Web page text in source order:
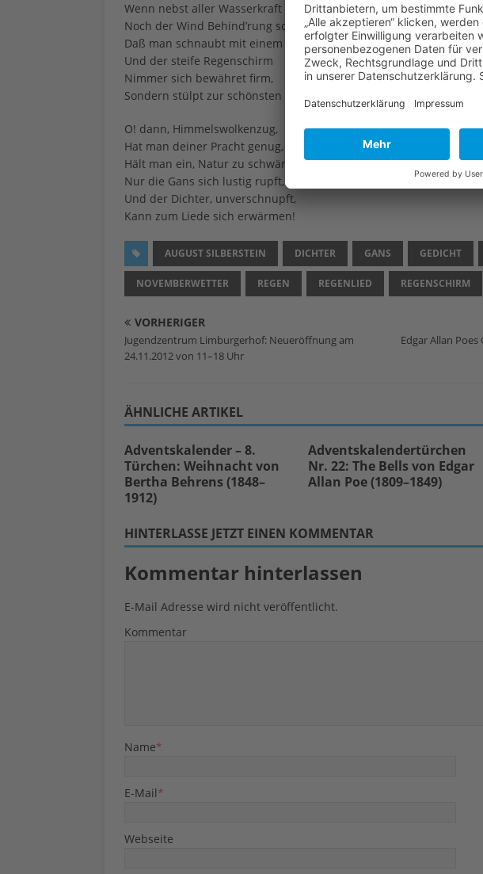
Wenn nebst aller Wasserkraft
Noch der Wind Behind’rung schafft,
Daß man schnaubt mit einem Male –
Und der steife Regenschirm
Nimmer sich bewähret firm,
Sondern stülpt zur schönsten Schale, –
O! dann, Himmelswolkenzug,
Hat man deiner Pracht genug,
Hält man ein, Natur zu schwärmen –
Nur die Gans sich lustig rupft,
Und der Dichter, unverschnupft,
Kann zum Liede sich erwärmen!
AUGUST SILBERSTEIN DICHTER GANS GEDICHT
NOVEMBERWETTER REGEN REGENLIED REGENSCHIRM
VORHERIGER
Jugendzentrum Limburgerhof: Neueröffnung am
24.11.2012 von 11–18 Uhr
Edgar Allan Poes
ÄHNLICHE ARTIKEL
Adventskalender – 8.
Türchen: Weihnacht von
Bertha Behrens (1848–
1912)
Adventskalendertürchen
Nr. 22: The Bells von Edgar
Allan Poe (1809–1849)
HINTERLASSE JETZT EINEN KOMMENTAR
Kommentar hinterlassen
E-Mail Adresse wird nicht veröffentlicht.
Kommentar
Name*
E-Mail*
Webseite